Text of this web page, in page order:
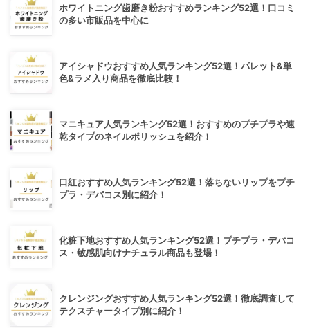
ホワイトニング歯磨き粉おすすめランキング52選！口コミ
の多い市販品を中心に
アイシャドウおすすめ人気ランキング52選！パレット&単
色&ラメ入り商品を徹底比較！
マニキュア人気ランキング52選！おすすめのプチプラや速
乾タイプのネイルポリッシュを紹介！
口紅おすすめ人気ランキング52選！落ちないリップをプチ
プラ・デパコス別に紹介！
化粧下地おすすめ人気ランキング52選！プチプラ・デパコ
ス・敏感肌向けナチュラル商品も登場！
クレンジングおすすめ人気ランキング52選！徹底調査して
テクスチャータイプ別に紹介！